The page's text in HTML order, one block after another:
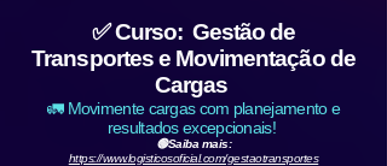
✅ Curso: Gestão de
Transportes e Movimentação de
Cargas
🚛 Movimente cargas com planejamento e
resultados excepcionais!
🟢Saiba mais:
https://www.logisticosoficial.com/gestaotransportes